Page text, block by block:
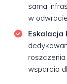
samą
w odwrocie
Eskalacja
wsparcia